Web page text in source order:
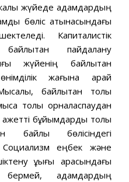
жүйеде адамдардың
бөліс қатынасындағы
Капиталистік
пайдалану
жүйенің байлықтан
жағына қарай
байлықтан толық
толық орналаспаудан
бұйымдарды толық
байлық бөлісіндегі
Социализм еңбек және
құқығы арасындағы
бермей, адамдардың